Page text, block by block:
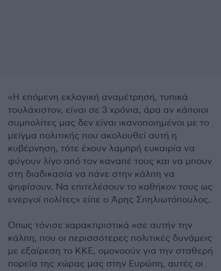
«Η επόμενη εκλογική αναμέτρηση, τυπικά
τουλάχιστον, είναι σε 3 χρόνια, άρα αν κάποιοι
συμπολίτες μας δεν είναι ικανοποιημένοι με το
μείγμα πολιτικής που ακολουθεί αυτή η
κυβέρνηση, τότε έχουν λαμπρή ευκαιρία να
φύγουν λίγο από τον καναπέ τους και να μπουν
στη διαδικασία να πάνε στην κάλπη να
ψηφίσουν. Να επιτελέσουν το καθήκον τους ως
ενεργοί πολίτες» είπε ο Άρης Σπηλιωτόπουλος.
Όπως τόνισε χαρακτιριστικά «σε αυτήν την
κάλπη, που οι περισσότερες πολιτικές δυνάμεις
με εξαίρεση το ΚΚΕ, ομονοούν για την σταθερή
πορεία της χώρας μας στην Ευρώπη, αυτές οι